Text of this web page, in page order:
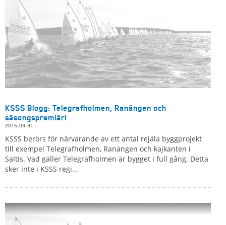
KSSS Blogg: Telegrafholmen, Ranängen och
säsongspremiär!
2015-03-31
KSSS berörs för närvarande av ett antal rejäla byggprojekt
till exempel Telegrafholmen, Ranängen och kajkanten i
Saltis. Vad gäller Telegrafholmen är bygget i full gång. Detta
sker inte i KSSS regi...